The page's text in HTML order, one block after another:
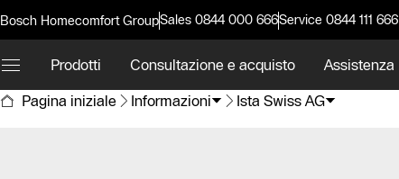
Bosch Homecomfort GroupSales 0844 000 666Service 0844 111 666
Prodotti Consultazione e acquisto Assistenza
Pagina iniziale
Informazioni Ista Swiss AG